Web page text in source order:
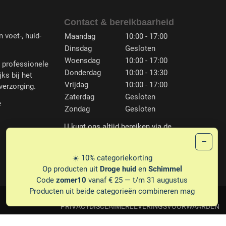
voet-, huid-
professionele
bij het
Contact & bereikbaarheid
Maandag
10:00 - 17:00
Dinsdag
Gesloten
Woensdag
10:00 - 17:00
Donderdag
10:00 - 13:30
Vrijdag
10:00 - 17:00
Zaterdag
Gesloten
Zondag
Gesloten
U kunt ons altijd bereiken via de
PRIVACYDISCLAIMERLEVERINGSVOORWAARDEN
−
☀️ 10% categoriekorting
Op producten uit Droge huiden Schimmel
Code zomer10 vanaf € 25 — t/m 31 augustus
Producten uit beide categorieën combineren mag